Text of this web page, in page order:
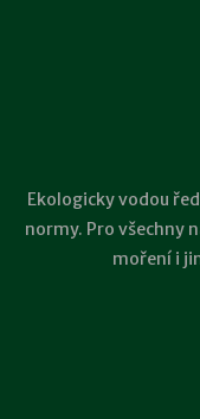
Ekologicky vodou
normy. Pro všechny
moření i